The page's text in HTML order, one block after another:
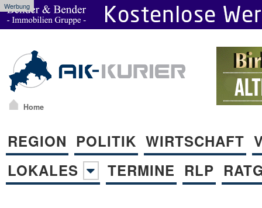
Werbung
Home
REGION POLITIK WIRTSCHAFT
LOKALES
TERMINE RLP